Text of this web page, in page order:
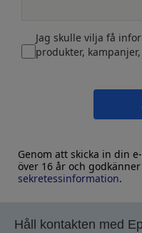
Jag skulle vilja få
produkter,
Genom att skicka in din
över 16 år och
sekretessinformation.
Håll kontakten med